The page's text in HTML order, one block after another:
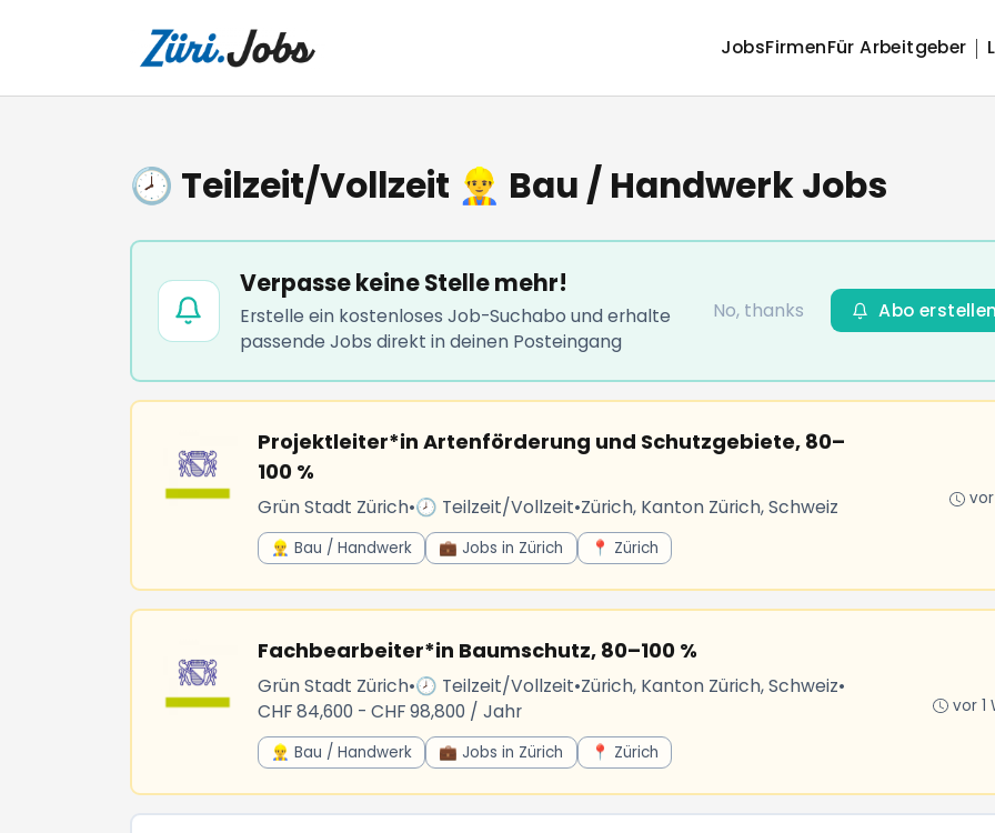
JobsFirmenFür Arbeitgeber
🕗 Teilzeit/Vollzeit 👷‍♂️ Bau / Handwerk Jobs
Verpasse keine Stelle mehr!
Erstelle ein kostenloses Job-Suchabo und erhalte
passende Jobs direkt in deinen Posteingang
No, thanks Abo erstellen
Projektleiter*in Artenförderung und Schutzgebiete, 80–
100 %
Grün Stadt Zürich•🕗 Teilzeit/Vollzeit•Zürich, Kanton Zürich, Schweiz
👷‍♂️ Bau / Handwerk 💼 Jobs in Zürich 📍 Zürich
Fachbearbeiter*in Baumschutz, 80–100 %
Grün Stadt Zürich•🕗 Teilzeit/Vollzeit•Zürich, Kanton Zürich, Schweiz•
CHF 84,600 - CHF 98,800 / Jahr
👷‍♂️ Bau / Handwerk 💼 Jobs in Zürich 📍 Zürich
vor 1